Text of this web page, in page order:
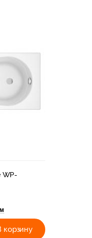
WP-
корзину